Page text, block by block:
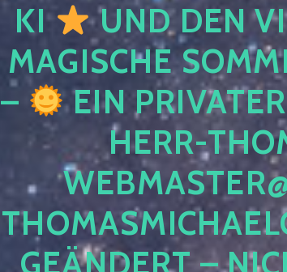
KI
UND DEN
MAGISCHE
–
EIN
HERR-
GEÄNDERT –